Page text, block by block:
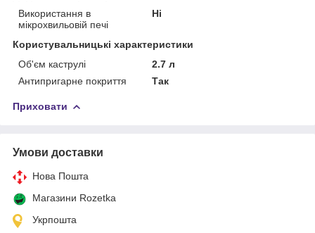
Використання в
мікрохвильовій печі
Ні
Користувальницькі характеристики
Об'єм каструлі
2.7 л
Антипригарне покриття
Так
Приховати
Умови доставки
Нова Пошта
Магазини Rozetka
Укрпошта